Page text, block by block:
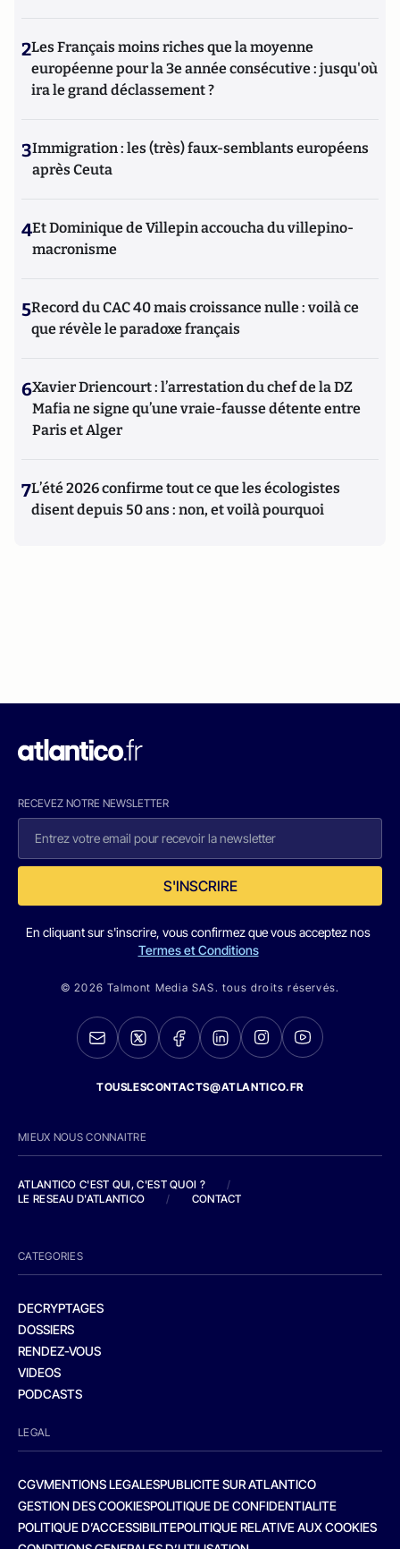
2Les Français moins riches que la moyenne
européenne pour la 3e année consécutive : jusqu'où
ira le grand déclassement ?
3Immigration : les (très) faux-semblants européens
après Ceuta
4Et Dominique de Villepin accoucha du villepino-
macronisme
5Record du CAC 40 mais croissance nulle : voilà ce
que révèle le paradoxe français
6Xavier Driencourt : l’arrestation du chef de la DZ
Mafia ne signe qu’une vraie-fausse détente entre
Paris et Alger
7L’été 2026 confirme tout ce que les écologistes
disent depuis 50 ans : non, et voilà pourquoi
RECEVEZ NOTRE NEWSLETTER
S'INSCRIRE
En cliquant sur s'inscrire, vous confirmez que vous acceptez nos
Termes et Conditions
© 2026 Talmont Media SAS. tous droits réservés.
TOUSLESCONTACTS@ATLANTICO.FR
MIEUX NOUS CONNAITRE
ATLANTICO C'EST QUI, C'EST QUOI ?
/
LE RESEAU D'ATLANTICO
/ CONTACT
CATEGORIES
DECRYPTAGES
DOSSIERS
RENDEZ-VOUS
VIDEOS
PODCASTS
LEGAL
CGVMENTIONS LEGALESPUBLICITE SUR ATLANTICO
GESTION DES COOKIESPOLITIQUE DE CONFIDENTIALITE
POLITIQUE D’ACCESSIBILITEPOLITIQUE RELATIVE AUX COOKIES